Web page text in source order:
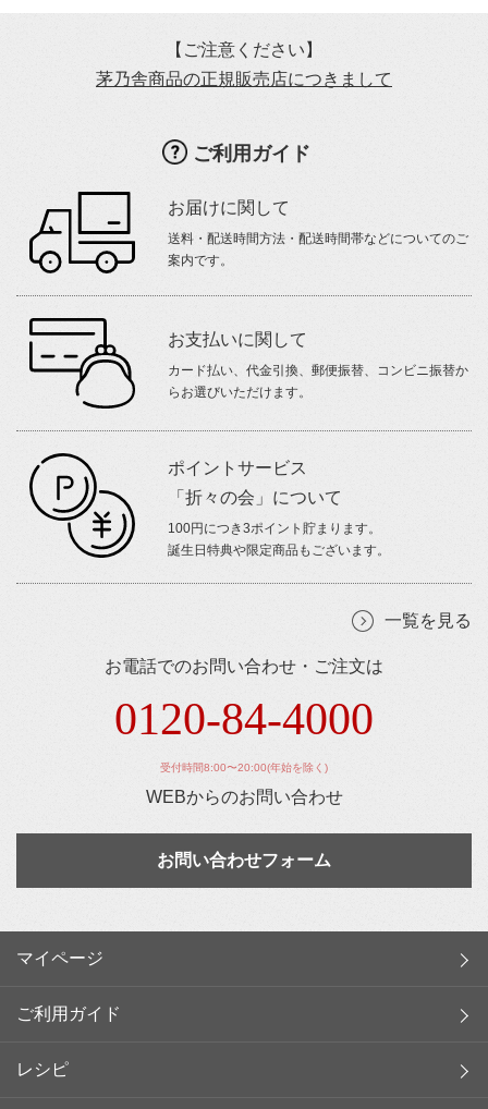
【ご注意ください】
茅乃舎商品の正規販売店につきまして
ご利用ガイド
お届けに関して
送料・配送時間方法・配送時間帯などについてのご
案内です。
お支払いに関して
カード払い、代金引換、郵便振替、コンビニ振替か
らお選びいただけます。
ポイントサービス
「折々の会」について
100円につき3ポイント貯まります。
誕生日特典や限定商品もございます。
一覧を見る
お電話でのお問い合わせ・ご注文は
0120-84-4000
受付時間8:00〜20:00(年始を除く)
WEBからのお問い合わせ
お問い合わせフォーム
マイページ
ご利用ガイド
レシピ